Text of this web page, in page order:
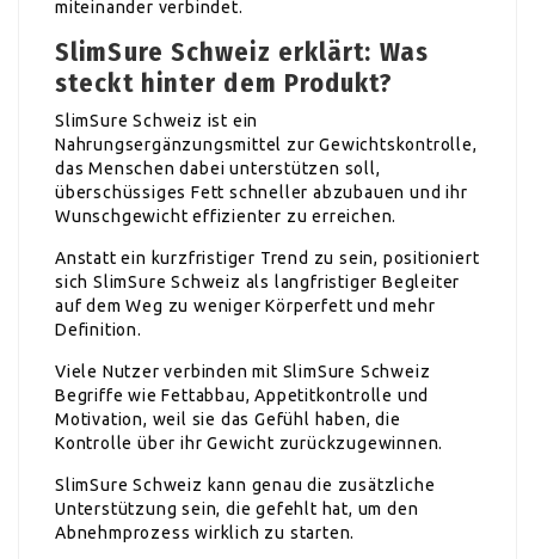
miteinander verbindet.
SlimSure Schweiz erklärt: Was
steckt hinter dem Produkt?
SlimSure Schweiz ist ein
Nahrungsergänzungsmittel zur Gewichtskontrolle,
das Menschen dabei unterstützen soll,
überschüssiges Fett schneller abzubauen und ihr
Wunschgewicht effizienter zu erreichen.
Anstatt ein kurzfristiger Trend zu sein, positioniert
sich SlimSure Schweiz als langfristiger Begleiter
auf dem Weg zu weniger Körperfett und mehr
Definition.
Viele Nutzer verbinden mit SlimSure Schweiz
Begriffe wie Fettabbau, Appetitkontrolle und
Motivation, weil sie das Gefühl haben, die
Kontrolle über ihr Gewicht zurückzugewinnen.
SlimSure Schweiz kann genau die zusätzliche
Unterstützung sein, die gefehlt hat, um den
Abnehmprozess wirklich zu starten.